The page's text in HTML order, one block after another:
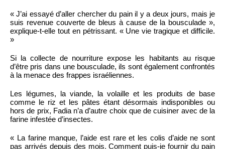
« J’ai essayé d’aller chercher du pain il y a deux jours, mais je
suis revenue couverte de bleus à cause de la bousculade »,
explique-t-elle tout en pétrissant. « Une vie tragique et difficile.
»
Si la collecte de nourriture expose les habitants au risque
d’être pris dans une bousculade, ils sont également confrontés
à la menace des frappes israéliennes.
Les légumes, la viande, la volaille et les produits de base
comme le riz et les pâtes étant désormais indisponibles ou
hors de prix, Fadia n’a d’autre choix que de cuisiner avec de la
farine infestée d’insectes.
« La farine manque, l’aide est rare et les colis d’aide ne sont
pas arrivés depuis des mois. Comment puis-je fournir du pain